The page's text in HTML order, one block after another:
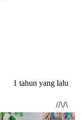
1 tahun yang lalu